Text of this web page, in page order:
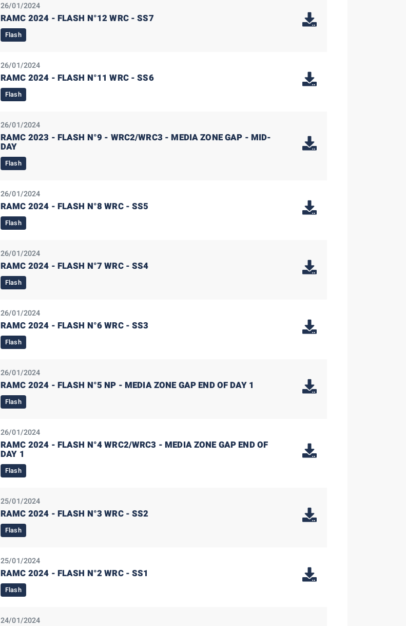
26/01/2024
RAMC 2024 - FLASH N°12 WRC - SS7
Flash
26/01/2024
RAMC 2024 - FLASH N°11 WRC - SS6
Flash
26/01/2024
RAMC 2023 - FLASH N°9 - WRC2/WRC3 - MEDIA ZONE GAP - MID-
DAY
Flash
26/01/2024
RAMC 2024 - FLASH N°8 WRC - SS5
Flash
26/01/2024
RAMC 2024 - FLASH N°7 WRC - SS4
Flash
26/01/2024
RAMC 2024 - FLASH N°6 WRC - SS3
Flash
26/01/2024
RAMC 2024 - FLASH N°5 NP - MEDIA ZONE GAP END OF DAY 1
Flash
26/01/2024
RAMC 2024 - FLASH N°4 WRC2/WRC3 - MEDIA ZONE GAP END OF
DAY 1
Flash
25/01/2024
RAMC 2024 - FLASH N°3 WRC - SS2
Flash
25/01/2024
RAMC 2024 - FLASH N°2 WRC - SS1
Flash
24/01/2024